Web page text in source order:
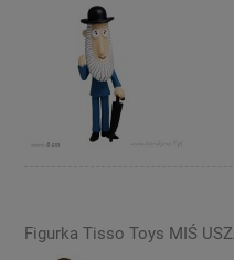
Figurka Tisso Toys MIŚ